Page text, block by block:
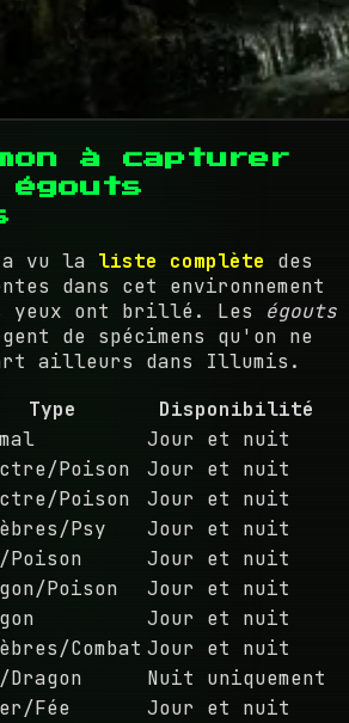
à capturer
a vu la liste complète des
dans cet environnement
yeux ont brillé. Les égouts
de spécimens qu'on ne
ailleurs dans Illumis.
Type
Disponibilité
Jour et nuit
Poison
Jour et nuit
Poison
Jour et nuit
Psy
Jour et nuit
Poison
Jour et nuit
Poison
Jour et nuit
Jour et nuit
Combat Jour et nuit
Nuit uniquement
Fée
Jour et nuit